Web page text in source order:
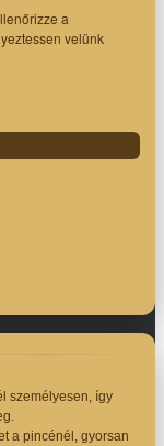
a
velünk
személyesen, így
a pincénél, gyorsan